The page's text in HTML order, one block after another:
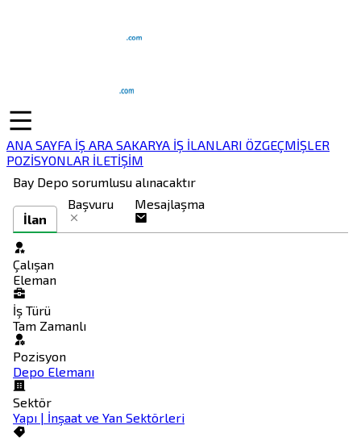
ANA SAYFA İŞ ARA SAKARYA İŞ İLANLARI ÖZGEÇMİŞLER
POZİSYONLAR İLETİŞİM
Bay Depo sorumlusu alınacaktır
İlan
Başvuru Mesajlaşma
Çalışan
Eleman
İş Türü
Tam Zamanlı
Pozisyon
Depo Elemanı
Sektör
Yapı | İnşaat ve Yan Sektörleri